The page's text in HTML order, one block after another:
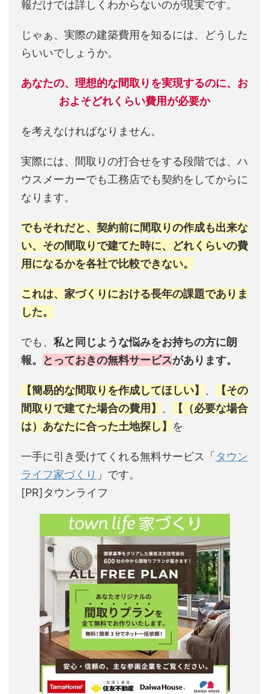
報だけでは詳しくわからないのが現実です。
じゃぁ、実際の建築費用を知るには、どうした
らいいでしょうか。
あなたの、理想的な間取りを実現するのに、お
およそどれくらい費用が必要か
を考えなければなりません。
実際には、間取りの打合せをする段階では、ハ
ウスメーカーでも工務店でも契約をしてからに
なります。
でもそれだと、契約前に間取りの作成も出来な
い、その間取りで建てた時に、どれくらいの費
用になるかを各社で比較できない。
これは、家づくりにおける長年の課題でありま
した。
でも、 私と同じような悩みをお持ちの方に朗
報。
とっておきの無料サービスがあります。
【簡易的な間取りを作成してほしい】 、
【その
間取りで建てた場合の費用】 、
【（必要な場合
は）あなたに合った土地探し】 を
一手に引き受けてくれる無料サービス「 タウン
ライフ家づくり 」です。
[PR]タウンライフ